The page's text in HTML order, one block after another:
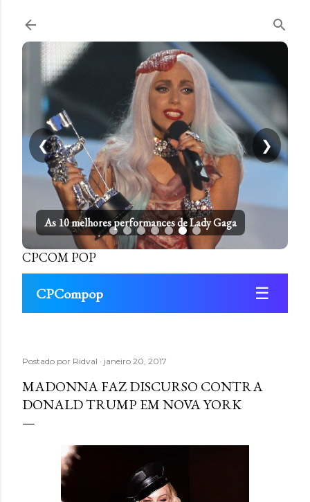
As 10 melhores performances de Lady Gaga
❮ ❯
CPCOM POP
CPCompop ☰
Postado por Ridval janeiro 20, 2017
MADONNA FAZ DISCURSO CONTRA
DONALD TRUMP EM NOVA YORK